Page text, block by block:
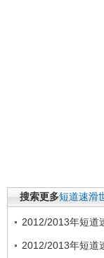
搜索更多短道速滑
2012/2013年短道
2012/2013年短道